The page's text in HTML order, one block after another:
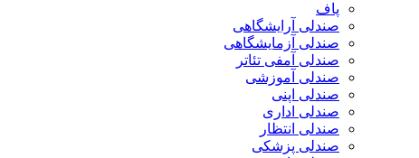
پاف
صندلی آرایشگاهی
صندلی آزمایشگاهی
صندلی آمفی تئاتر
صندلی آموزشی
صندلی اپنی
صندلی اداری
صندلی انتظار
صندلی پزشکی